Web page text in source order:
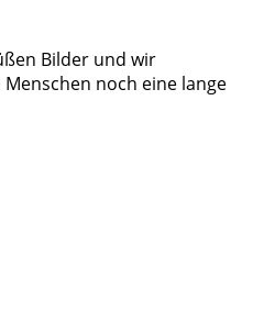
Bilder und wir
noch eine lange